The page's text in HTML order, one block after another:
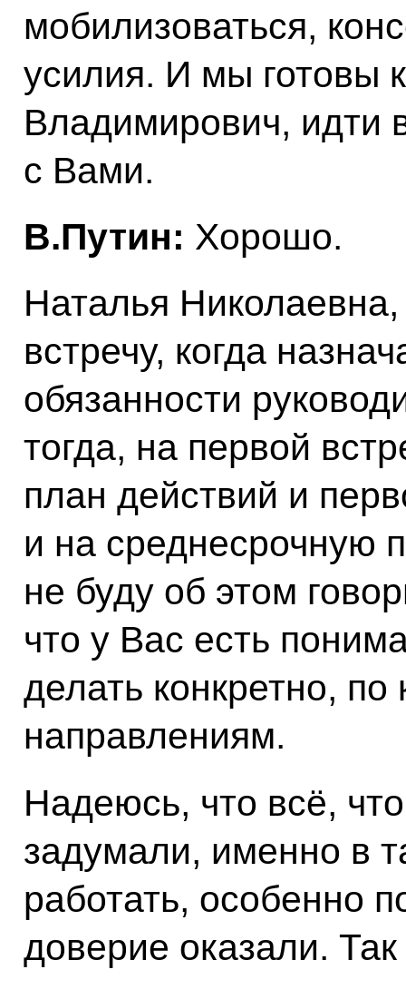
мобилизоваться,
усилия. И мы готовы
Владимирович, идти
с Вами.
В.Путин: Хорошо.
Наталья
встречу, когда
обязанности
тогда, на первой
план действий и
и на среднесрочную
не буду об этом
что у Вас есть
делать конкретно, по
направлениям.
Надеюсь, что всё,
задумали, именно в
работать, особенно
доверие оказали.